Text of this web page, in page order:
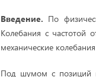
Введение. По
Колебания с частотой
механические
Под шумом с позиций